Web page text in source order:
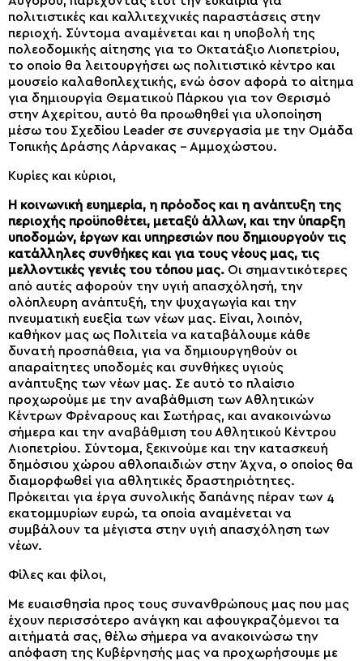
πολιτιστικές και καλλιτεχνικές παραστάσεις στην
περιοχή. Σύντομα αναμένεται και η υποβολή της
πολεοδομικής αίτησης για το Οκτατάξιο Λιοπετρίου,
το οποίο θα λειτουργήσει ως πολιτιστικό κέντρο και
μουσείο καλαθοπλεχτικής, ενώ όσον αφορά το αίτημα
για δημιουργία Θεματικού Πάρκου για τον Θερισμό
στην Αχερίτου, αυτό θα προωθηθεί για υλοποίηση
μέσω του Σχεδίου Leader σε συνεργασία με την Ομάδα
Τοπικής Δράσης Λάρνακας – Αμμοχώστου.
Κυρίες και κύριοι,
Η κοινωνική ευημερία, η πρόοδος και η ανάπτυξη της
περιοχής προϋποθέτει, μεταξύ άλλων, και την ύπαρξη
υποδομών, έργων και υπηρεσιών που δημιουργούν τις
κατάλληλες συνθήκες και για τους νέους μας, τις
μελλοντικές γενιές του τόπου μας. Οι σημαντικότερες
από αυτές αφορούν την υγιή απασχόλησή, την
ολόπλευρη ανάπτυξή, την ψυχαγωγία και την
πνευματική ευεξία των νέων μας. Είναι, λοιπόν,
καθήκον μας ως Πολιτεία να καταβάλουμε κάθε
δυνατή προσπάθεια, για να δημιουργηθούν οι
απαραίτητες υποδομές και συνθήκες υγιούς
ανάπτυξης των νέων μας. Σε αυτό το πλαίσιο
προχωρούμε με την αναβάθμιση των Αθλητικών
Κέντρων Φρέναρους και Σωτήρας, και ανακοινώνω
σήμερα και την αναβάθμιση του Αθλητικού Κέντρου
Λιοπετρίου. Σύντομα, ξεκινούμε και την κατασκευή
δημόσιου χώρου αθλοπαιδιών στην Άχνα, ο οποίος θα
διαμορφωθεί για αθλητικές δραστηριότητες.
Πρόκειται για έργα συνολικής δαπάνης πέραν των 4
εκατομμυρίων ευρώ, τα οποία αναμένεται να
συμβάλουν τα μέγιστα στην υγιή απασχόληση των
νέων.
Φίλες και φίλοι,
Με ευαισθησία προς τους συνανθρώπους μας που μας
έχουν περισσότερο ανάγκη και αφουγκραζόμενοι τα
αιτήματά σας, θέλω σήμερα να ανακοινώσω την
απόφαση της Κυβέρνησής μας να προχωρήσουμε με